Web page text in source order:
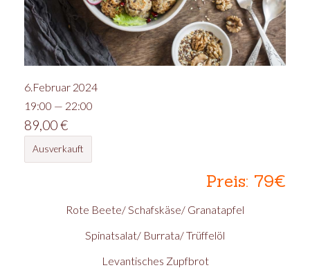
Preis: 79€
Rote Beete/ Schafskäse/ Granatapfel
Spinatsalat/ Burrata/ Trüffelöl
Levantisches Zupfbrot
6.Februar 2024
19:00 — 22:00
89,00€
Ausverkauft